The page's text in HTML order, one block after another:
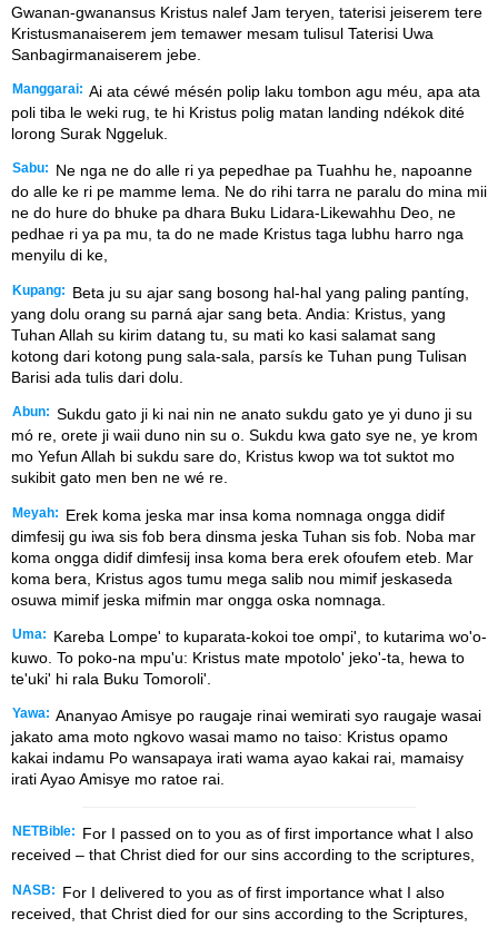
Gwanan-gwanansus Kristus nalef Jam teryen, taterisi jeiserem tere
Kristusmanaiserem jem temawer mesam tulisul Taterisi Uwa
Sanbagirmanaiserem jebe.
Manggarai: Ai ata céwé mésén polip laku tombon agu méu, apa ata
poli tiba le weki rug, te hi Kristus polig matan landing ndékok dité
lorong Surak Nggeluk.
Sabu:
Ne nga ne do alle ri ya pepedhae pa Tuahhu he, napoanne
do alle ke ri pe mamme lema. Ne do rihi tarra ne paralu do mina mii
ne do hure do bhuke pa dhara Buku Lidara-Likewahhu Deo, ne
pedhae ri ya pa mu, ta do ne made Kristus taga lubhu harro nga
menyilu di ke,
Kupang:
Beta ju su ajar sang bosong hal-hal yang paling pantíng,
yang dolu orang su parná ajar sang beta. Andia: Kristus, yang
Tuhan Allah su kirim datang tu, su mati ko kasi salamat sang
kotong dari kotong pung sala-sala, parsís ke Tuhan pung Tulisan
Barisi ada tulis dari dolu.
Abun: Sukdu gato ji ki nai nin ne anato sukdu gato ye yi duno ji su
mó re, orete ji waii duno nin su o. Sukdu kwa gato sye ne, ye krom
mo Yefun Allah bi sukdu sare do, Kristus kwop wa tot suktot mo
sukibit gato men ben ne wé re.
Meyah:
Erek koma jeska mar insa koma nomnaga ongga didif
dimfesij gu iwa sis fob bera dinsma jeska Tuhan sis fob. Noba mar
koma ongga didif dimfesij insa koma bera erek ofoufem eteb. Mar
koma bera, Kristus agos tumu mega salib nou mimif jeskaseda
osuwa mimif jeska mifmin mar ongga oska nomnaga.
Uma:
Kareba Lompe' to kuparata-kokoi toe ompi', to kutarima wo'o-
kuwo. To poko-na mpu'u: Kristus mate mpotolo' jeko'-ta, hewa to
te'uki' hi rala Buku Tomoroli'.
Yawa: Ananyao Amisye po raugaje rinai wemirati syo raugaje wasai
jakato ama moto ngkovo wasai mamo no taiso: Kristus opamo
kakai indamu Po wansapaya irati wama ayao kakai rai, mamaisy
irati Ayao Amisye mo ratoe rai.
NETBible:
For I passed on to you as of first importance what I also
received – that Christ died for our sins according to the scriptures,
NASB:
For I delivered to you as of first importance what I also
received, that Christ died for our sins according to the Scriptures,